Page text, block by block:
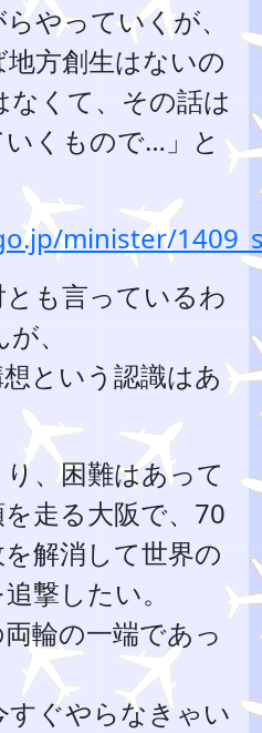
やっていくが、
方創生はないの
くて、その話は
くもので…」と
minister/
も言っているわ
、
という認識はあ
、困難はあって
走る大阪で、70
解消して世界の
撃したい。
輪の一端であっ
ぐやらなきゃい